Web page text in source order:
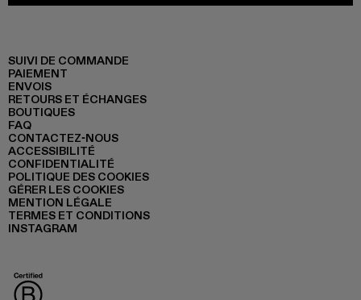
SUIVI DE COMMANDE
PAIEMENT
ENVOIS
RETOURS ET ÉCHANGES
BOUTIQUES
FAQ
CONTACTEZ-NOUS
ACCESSIBILITÉ
CONFIDENTIALITÉ
POLITIQUE DES COOKIES
GÉRER LES COOKIES
MENTION LÉGALE
TERMES ET CONDITIONS
INSTAGRAM